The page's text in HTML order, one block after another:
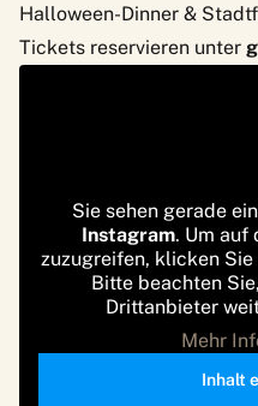
Halloween-Dinner &
Tickets reservieren unter
Sie sehen gerade
Instagram. Um auf
zuzugreifen, klicken
Bitte beachten
Drittanbieter
Mehr
Inhalt